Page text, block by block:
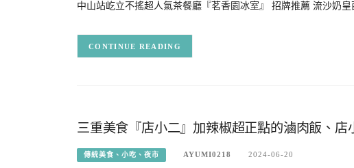
中山站屹立不搖超人氣茶餐廳『茗香園冰室』 招牌推薦 流沙奶
CONTINUE READING
三重美食『店小二』加辣椒超正點的滷肉飯、店
傳統美食、小吃、夜市 AYUMI0218 2024-06-20